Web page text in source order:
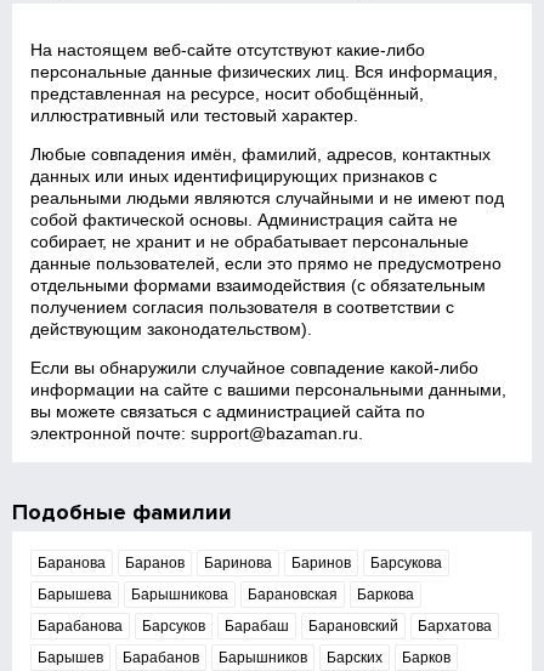
На настоящем веб‑сайте отсутствуют какие‑либо
персональные данные физических лиц. Вся информация,
представленная на ресурсе, носит обобщённый,
иллюстративный или тестовый характер.
Любые совпадения имён, фамилий, адресов, контактных
данных или иных идентифицирующих признаков с
реальными людьми являются случайными и не имеют под
собой фактической основы. Администрация сайта не
собирает, не хранит и не обрабатывает персональные
данные пользователей, если это прямо не предусмотрено
отдельными формами взаимодействия (с обязательным
получением согласия пользователя в соответствии с
действующим законодательством).
Если вы обнаружили случайное совпадение какой‑либо
информации на сайте с вашими персональными данными,
вы можете связаться с администрацией сайта по
электронной почте:support@bazaman.ru
Подобные фамилии
Баранова Баранов Баринова Баринов
Барсукова
Барышева
Барышникова Барановская
Баркова
Барабанова
Барсуков Барабаш Барановский
Бархатова
Барышев
Барабанов Барышников Барских Барков